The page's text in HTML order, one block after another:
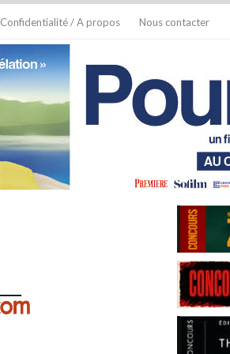
Confidentialité / A propos Nous contacter